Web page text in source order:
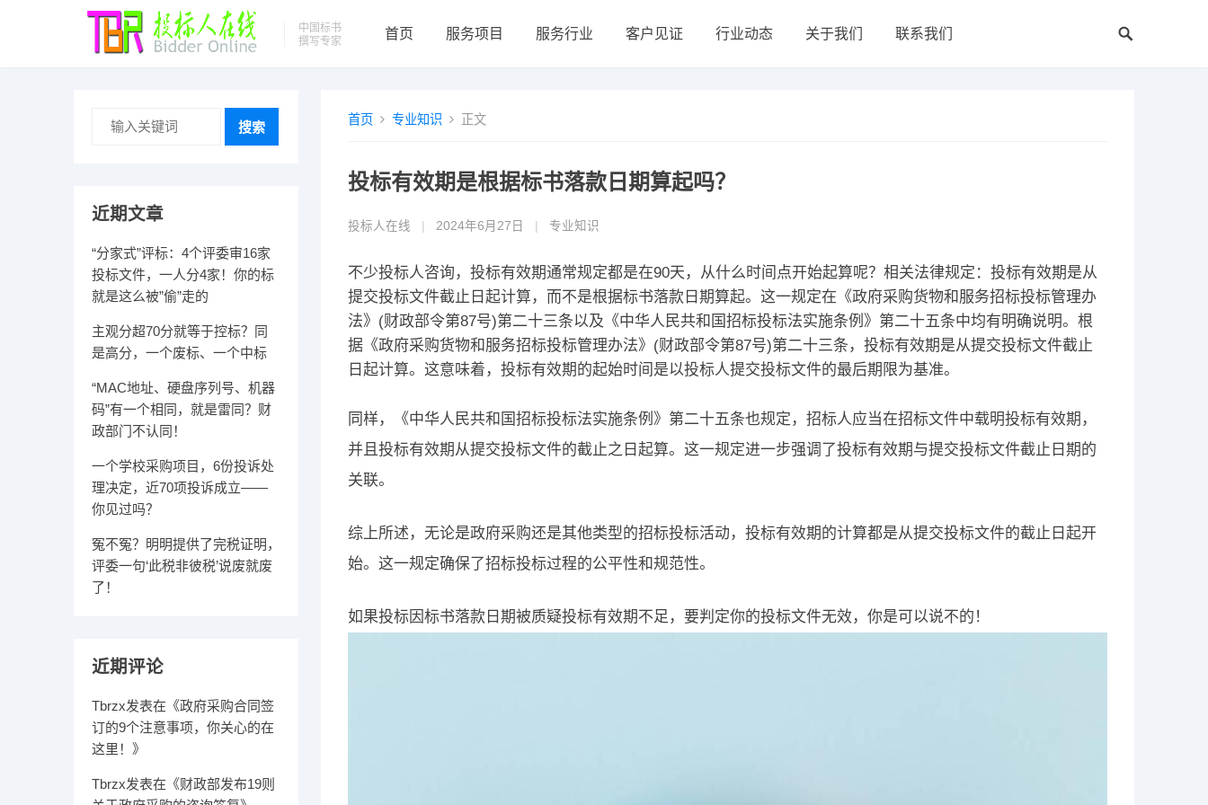
中国标书
撰写专家
首页 服务项目 服务行业 客户见证 行业动态 关于我们 联系我们
首页 专业知识 正文
投标有效期是根据标书落款日期算起吗？
投标人在线 2024年6月27日 专业知识
不少投标人咨询，投标有效期通常规定都是在90天，从什么时间点开始起算呢？相关法律规定：投标有效期是从
提交投标文件截止日起计算，而不是根据标书落款日期算起。这一规定在《政府采购货物和服务招标投标管理办
法》(财政部令第87号)第二十三条以及《中华人民共和国招标投标法实施条例》第二十五条中均有明确说明。根
据《政府采购货物和服务招标投标管理办法》(财政部令第87号)第二十三条，投标有效期是从提交投标文件截止
日起计算。这意味着，投标有效期的起始时间是以投标人提交投标文件的最后期限为基准。
同样，《中华人民共和国招标投标法实施条例》第二十五条也规定，招标人应当在招标文件中载明投标有效期，
并且投标有效期从提交投标文件的截止之日起算。这一规定进一步强调了投标有效期与提交投标文件截止日期的
关联。
综上所述，无论是政府采购还是其他类型的招标投标活动，投标有效期的计算都是从提交投标文件的截止日起开
始。这一规定确保了招标投标过程的公平性和规范性。
如果投标因标书落款日期被质疑投标有效期不足，要判定你的投标文件无效，你是可以说不的！
搜索
近期文章
“分家式”评标：4个评委审16家
投标文件，一人分4家！你的标
就是这么被”偷”走的
主观分超70分就等于控标？同
是高分，一个废标、一个中标
“MAC地址、硬盘序列号、机器
码”有一个相同，就是雷同？财
政部门不认同！
一个学校采购项目，6份投诉处
理决定，近70项投诉成立——
你见过吗？
冤不冤？明明提供了完税证明，
评委一句‘此税非彼税’说废就废
了！
近期评论
Tbrzx发表在《政府采购合同签
订的9个注意事项，你关心的在
这里！ 》
Tbrzx发表在《财政部发布19则